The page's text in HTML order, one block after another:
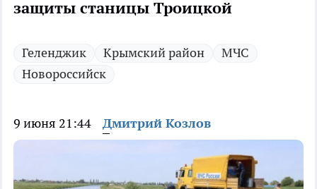
защиты станицы Троицкой
Геленджик Крымский район
МЧС
Новороссийск
9 июня 21:44 Дмитрий Козлов